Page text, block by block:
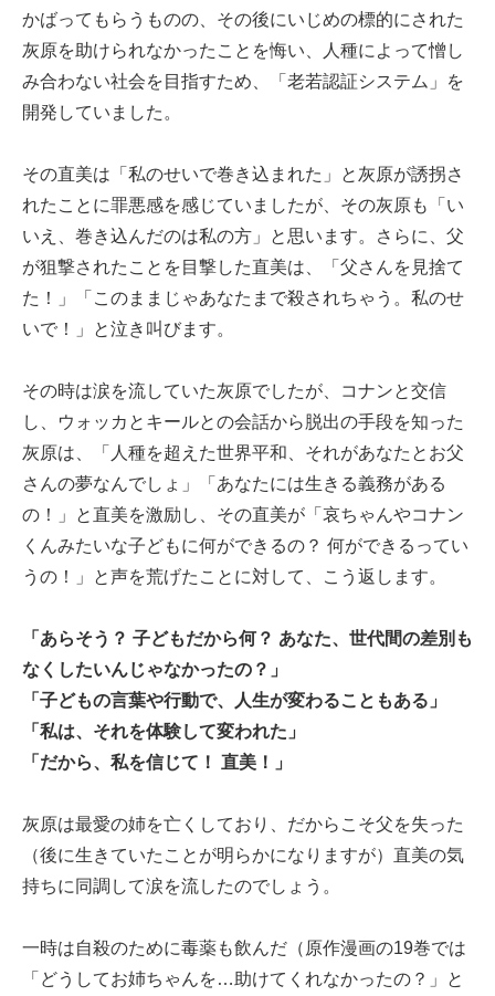
かばってもらうものの、その後にいじめの標的にされた
灰原を助けられなかったことを悔い、人種によって憎し
み合わない社会を目指すため、「老若認証システム」を
開発していました。
その直美は「私のせいで巻き込まれた」と灰原が誘拐さ
れたことに罪悪感を感じていましたが、その灰原も「い
いえ、巻き込んだのは私の方」と思います。さらに、父
が狙撃されたことを目撃した直美は、「父さんを見捨て
た！」「このままじゃあなたまで殺されちゃう。私のせ
いで！」と泣き叫びます。
その時は涙を流していた灰原でしたが、コナンと交信
し、ウォッカとキールとの会話から脱出の手段を知った
灰原は、「人種を超えた世界平和、それがあなたとお父
さんの夢なんでしょ」「あなたには生きる義務がある
の！」と直美を激励し、その直美が「哀ちゃんやコナン
くんみたいな子どもに何ができるの？ 何ができるってい
うの！」と声を荒げたことに対して、こう返します。
「あらそう？ 子どもだから何？ あなた、世代間の差別も
なくしたいんじゃなかったの？」
「子どもの言葉や行動で、人生が変わることもある」
「私は、それを体験して変われた」
「だから、私を信じて！ 直美！」
灰原は最愛の姉を亡くしており、だからこそ父を失った
（後に生きていたことが明らかになりますが）直美の気
持ちに同調して涙を流したのでしょう。
一時は自殺のために毒薬も飲んだ（原作漫画の19巻では
「どうしてお姉ちゃんを…助けてくれなかったの？」と